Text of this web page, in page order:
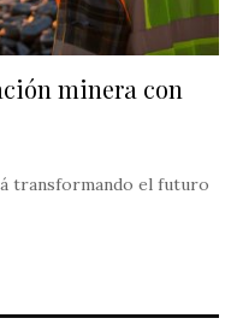
minera con
transformando el futuro